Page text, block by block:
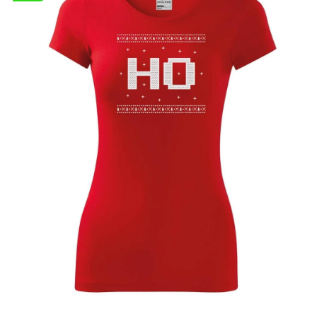
OKAMŽITĚ K ODBĚRU
MÁM SRDCE POMÁHÁM
PROVIZNÍ SYSTÉM
Časté otázky